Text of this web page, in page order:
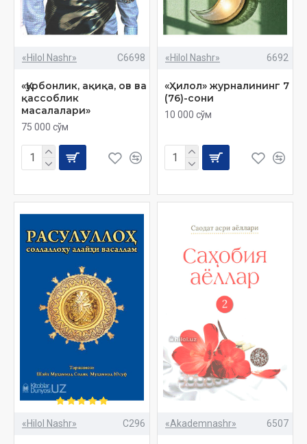
«Hilol Nashr» C6698
«Қурбонлик, ақиқа, ов ва
қассоблик
масалалари»
75 000 сўм
«Hilol Nashr» 6692
«Ҳилол» журналининг 7
(76)-сони
10 000 сўм
«Hilol Nashr» C296 «Akademnashr» 6507